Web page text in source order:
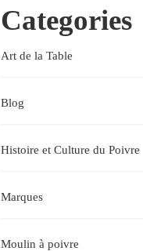
Categories
Art de la Table
Blog
Histoire et Culture du Poivre
Marques
Moulin à poivre